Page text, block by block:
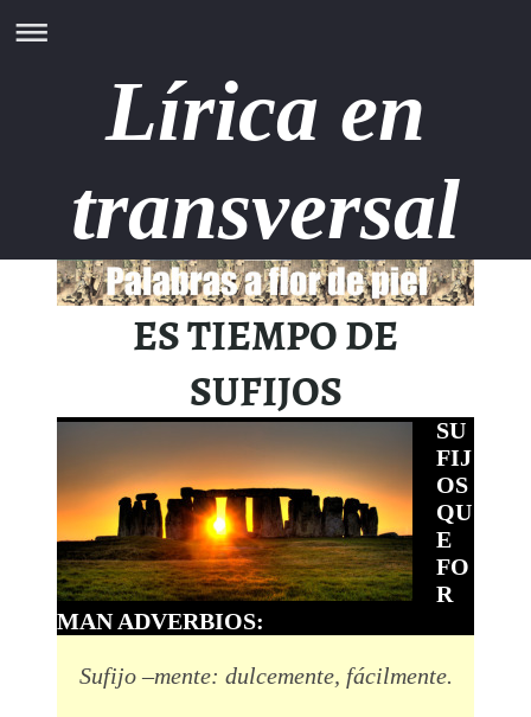
Lírica en
transversal
ES TIEMPO DE
SUFIJOS
SU
FIJ
OS
QU
E
FO
R
MAN ADVERBIOS:
Sufijo –mente: dulcemente, fácilmente.